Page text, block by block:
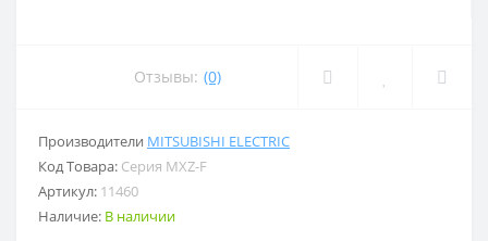
Отзывы: (0)
Производители MITSUBISHI ELECTRIC
Код Товара: Серия MXZ-F
Артикул: 11460
Наличие: В наличии